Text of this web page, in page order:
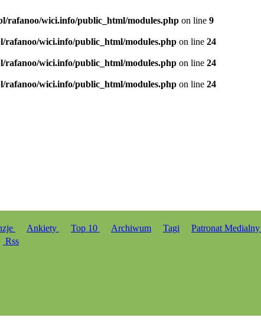
rafanoo/wici.info/public_html/modules.php on line 9
rafanoo/wici.info/public_html/modules.php on line 24
rafanoo/wici.info/public_html/modules.php on line 24
rafanoo/wici.info/public_html/modules.php on line 24
Ankiety Top 10 Archiwum Tagi Patronat Medialny
Rss